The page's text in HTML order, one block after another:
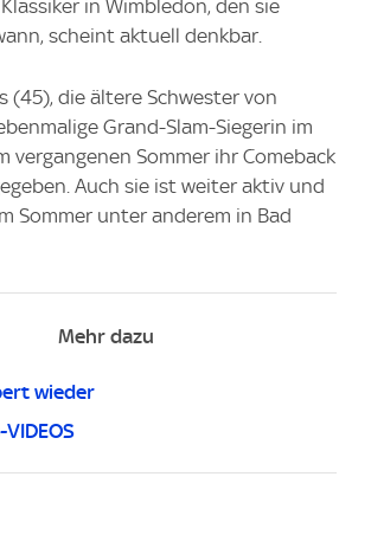
in Wimbledon, den sie
scheint aktuell denkbar.
(45), die ältere Schwester von
Grand-Slam-Siegerin im
vergangenen Sommer ihr Comeback
Auch sie ist weiter aktiv und
Sommer unter anderem in Bad
Mehr dazu
wieder